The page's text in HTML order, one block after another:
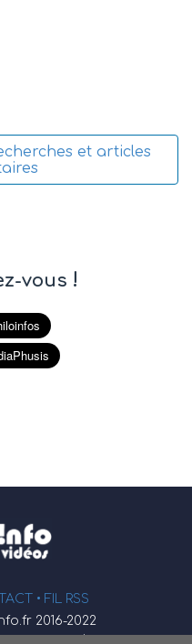
et articles
vous !
• FIL RSS
2016-2022